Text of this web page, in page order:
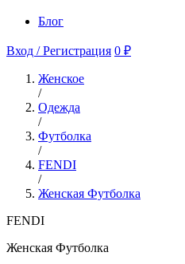
Блог
Вход / Регистрация 0 ₽
Женское
/
Одежда
/
Футболка
/
FENDI
/
Женская Футболка
FENDI
Женская Футболка